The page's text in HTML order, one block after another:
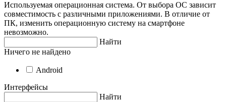
Используемая операционная система. От выбора ОС зависит
совместимость с различными приложениями. В отличие от
ПК, изменить операционную систему на смартфоне
невозможно.
Найти
Ничего не найдено
Android
Интерфейсы
Найти